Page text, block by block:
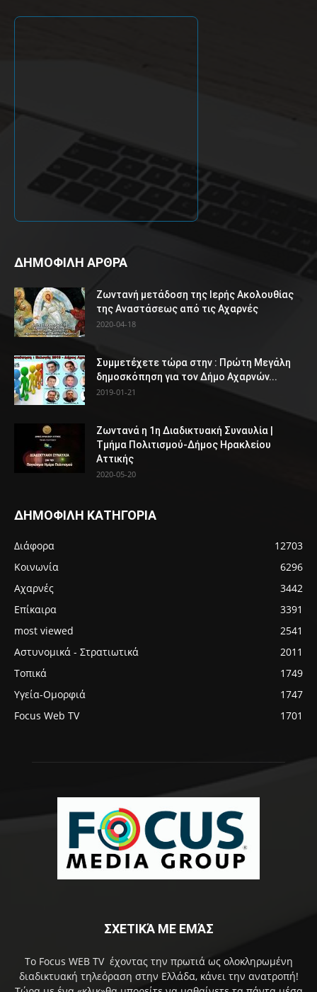
ΔΗΜΟΦΙΛΗ ΑΡΘΡΑ
Ζωντανή μετάδοση της Ιερής Ακολουθίας
της Αναστάσεως από τις Αχαρνές
2020-04-18
Συμμετέχετε τώρα στην : Πρώτη Μεγάλη
δημοσκόπηση για τον Δήμο Αχαρνών...
2019-01-21
Ζωντανά η 1η Διαδικτυακή Συναυλία |
Τμήμα Πολιτισμού-Δήμος Ηρακλείου
Αττικής
2020-05-20
ΔΗΜΟΦΙΛΗ ΚΑΤΗΓΟΡΙΑ
Διάφορα
12703
Κοινωνία
6296
Αχαρνές
3442
Επίκαιρα
3391
most viewed
2541
Αστυνομικά - Στρατιωτικά
2011
Τοπικά
1749
Υγεία-Ομορφιά
1747
Focus Web TV
1701
ΣΧΕΤΙΚΆ ΜΕ ΕΜΆΣ
Το Focus WEB TV έχοντας την πρωτιά ως ολοκληρωμένη
διαδικτυακή τηλεόραση στην Ελλάδα, κάνει την ανατροπή!